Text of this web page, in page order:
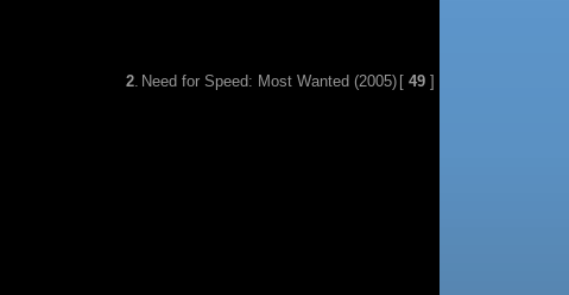
2. Need for Speed: Most Wanted (2005) [ 49 ]